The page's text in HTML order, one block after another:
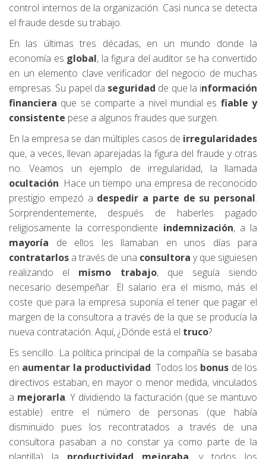
control internos de la organización. Casi nunca se detecta
el fraude desde su trabajo.
En las últimas tres décadas, en un mundo donde la
economía es global, la figura del auditor se ha convertido
en un elemento clave verificador del negocio de muchas
empresas. Su papel da seguridad de que la información
financiera que se comparte a nivel mundial es fiable y
consistente pese a algunos fraudes que surgen.
En la empresa se dan múltiples casos de irregularidades
que, a veces, llevan aparejadas la figura del fraude y otras
no. Veamos un ejemplo de irregularidad, la llamada
ocultación. Hace un tiempo una empresa de reconocido
prestigio empezó a despedir a parte de su personal.
Sorprendentemente, después de haberles pagado
religiosamente la correspondiente indemnización, a la
mayoría de ellos les llamaban en unos días para
contratarlos a través de una consultora y que siguiesen
realizando el mismo trabajo, que seguía siendo
necesario desempeñar. El salario era el mismo, más el
coste que para la empresa suponía el tener que pagar el
margen de la consultora a través de la que se producía la
nueva contratación. Aquí, ¿Dónde está el truco?
Es sencillo. La política principal de la compañía se basaba
en aumentar la productividad. Todos los bonus de los
directivos estaban, en mayor o menor medida, vinculados
a mejorarla. Y dividiendo la facturación (que se mantuvo
estable) entre el número de personas (que había
disminuido pues los recontratados a través de una
consultora pasaban a no constar ya como parte de la